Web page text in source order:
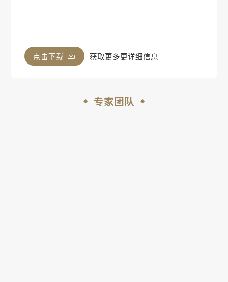
点击下载 获取更多更详细信息
专家团队